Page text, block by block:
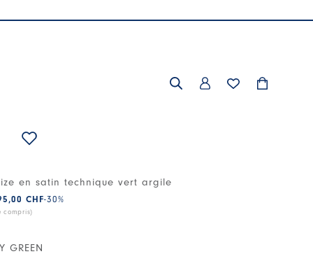
en satin technique vert argile
CHF-30%
compris)
GREEN